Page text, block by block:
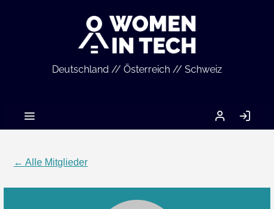
Deutschland // Österreich // Schweiz
MEIN
ACCOUNT
← Alle Mitglieder